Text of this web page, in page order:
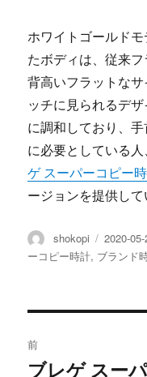
ホワイトゴールド
たボディは、従来フ
背高いフラットな
ッチに見られるデ
に調和しており、
に必要としている人
ゲ スーパーコピー
ージョンを提供して
投
稿
shokopi
投
稿
2020-
ーコピー時計, ブランド
稿
前
前
ブレゲ スー